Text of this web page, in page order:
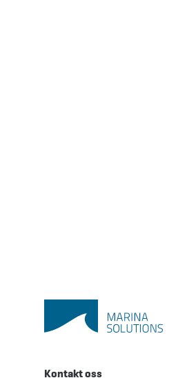
Kontakt oss